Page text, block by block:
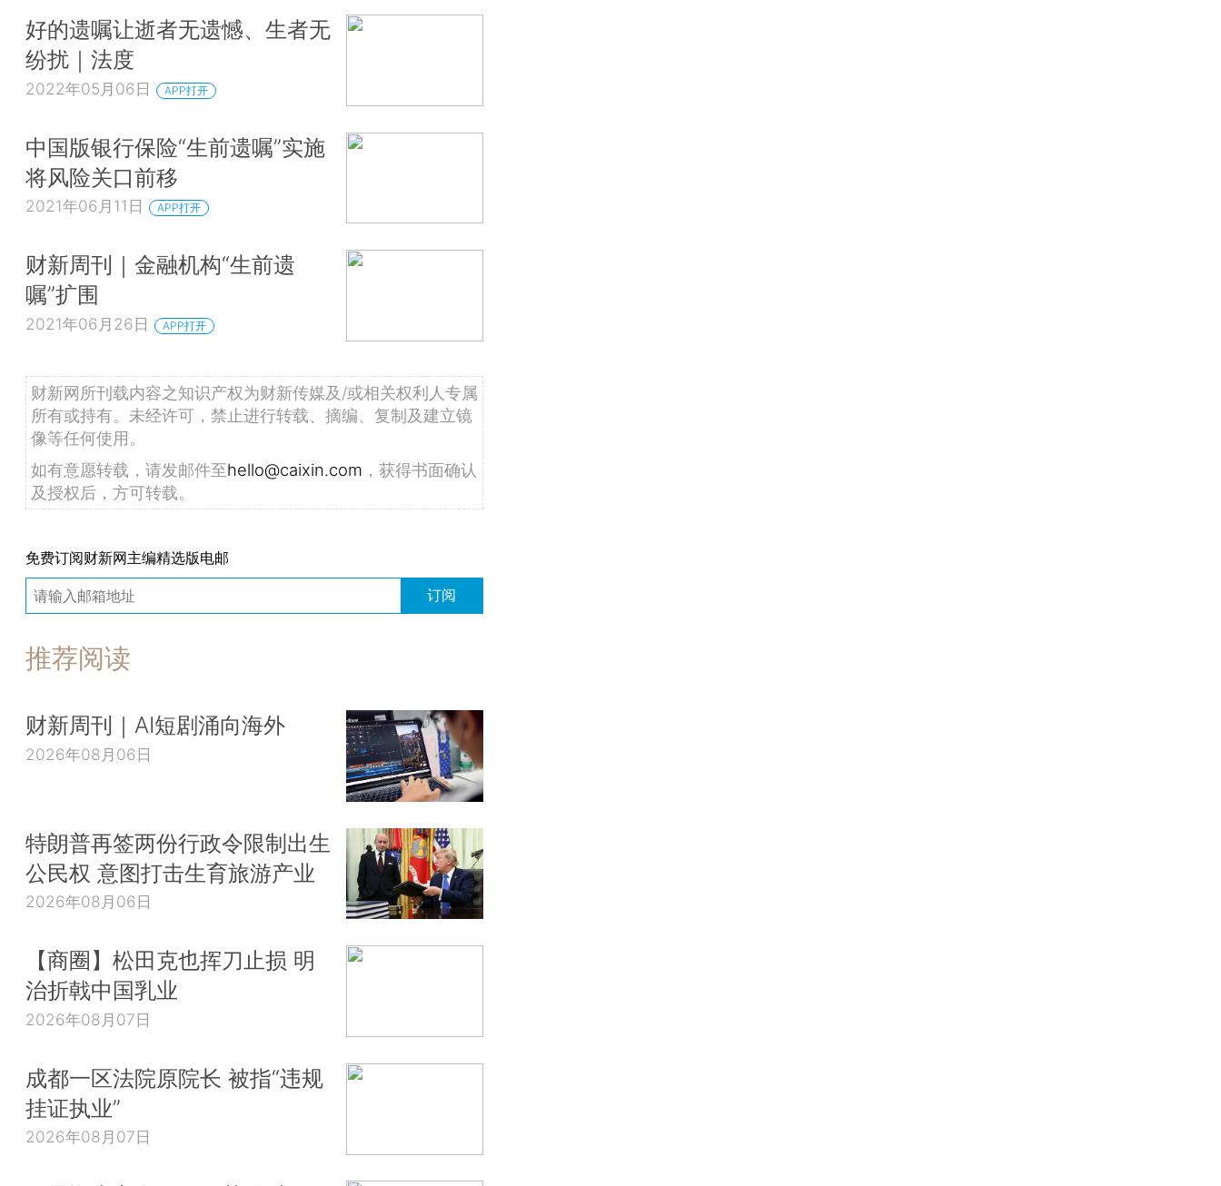
好的遗嘱让逝者无遗憾、生者无
纷扰｜法度
2022年05月06日 APP打开
中国版银行保险“生前遗嘱”实施
将风险关口前移
2021年06月11日 APP打开
财新周刊｜金融机构“生前遗
嘱”扩围
2021年06月26日 APP打开
财新网所刊载内容之知识产权为财新传媒及/或相关权利人专属
所有或持有。未经许可，禁止进行转载、摘编、复制及建立镜
像等任何使用。
如有意愿转载，请发邮件至hello@caixin.com ，获得书面确认
及授权后，方可转载。
免费订阅财新网主编精选版电邮
订阅
推荐阅读
财新周刊｜AI短剧涌向海外
2026年08月06日
特朗普再签两份行政令限制出生
公民权 意图打击生育旅游产业
2026年08月06日
【商圈】松田克也挥刀止损 明
治折戟中国乳业
2026年08月07日
成都一区法院原院长 被指“违规
挂证执业”
2026年08月07日